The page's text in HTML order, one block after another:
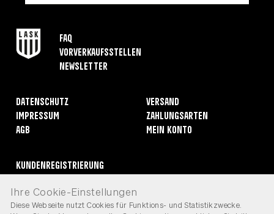
FAQ
Vorverkaufsstellen
Newsletter
Datenschutz
Impressum
AGB
Versand
Zahlungsarten
Mein Konto
Kundenregistrierung
Widerruf erklären
Kontakt
Ihre Cookie-Einstellungen
Diese Webseite nutzt Cookies für Funktions- und Statistikzwecke.